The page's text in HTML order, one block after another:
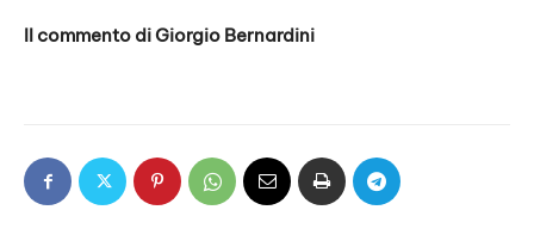
Il commento di Giorgio Bernardini